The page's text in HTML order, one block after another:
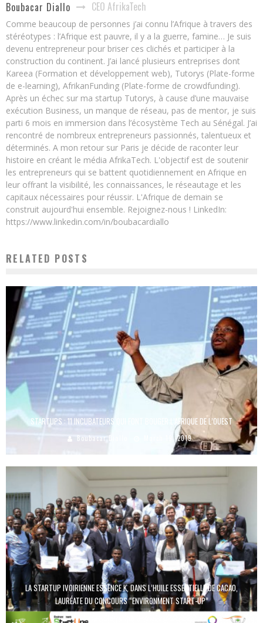
Boubacar Diallo CEO AfrikaTech
Comme beaucoup de personnes j’ai connu l’Afrique à travers des
stéréotypes : l’Afrique est pauvre, il y a la guerre, famine… Je suis
devenu entrepreneur pour briser ces clichés et participer à la
construction du continent. J’ai lancé plusieurs entreprises dont
Kareea (Formation et développement web), Tutorys (Plate-forme
de e-learning), AfrikanFunding (Plate-forme de crowdfunding).
Après un échec sur ma startup Tutorys, à cause d’une mauvaise
exécution Business, un manque de réseau, pas de mentor, je suis
parti 6 mois en immersion dans l’écosystème Tech au Sénégal. J’ai
rencontré de nombreux entrepreneurs passionnés, talentueux et
déterminés. A mon retour sur Paris je décide de raconter leur
histoire en créant le média AfrikaTech. L'objectif est de soutenir
les entrepreneurs qui se battent quotidiennement en Afrique en
leur offrant la visibilité, les connaissances, le réseautage et les
capitaux nécessaires pour réussir. L'Afrique de demain se
construit aujourd'hui ensemble. Rejoignez-nous ! LinkedIn:
https://www.linkedin.com/in/boubacardiallo
RELATED POSTS
STARTUPS : 11 INCUBATEURS QUI FONT BOUGER L’AFRIQUE DE L’OUEST
Boubacar Diallo March 19, 2019
LA STARTUP IVOIRIENNE ESSENCE K, DANS L’HUILE ESSENTIELLE DE CACAO,
LAURÉATE DU CONCOURS “ENVIRONMENT START-UP”
Boubacar Diallo